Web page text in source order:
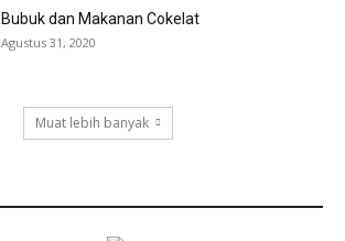
Bubuk dan Makanan Cokelat
Agustus 31, 2020
Muat lebih banyak